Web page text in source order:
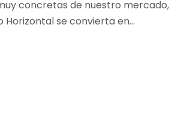
concretas de nuestro mercado,
se convierta en...